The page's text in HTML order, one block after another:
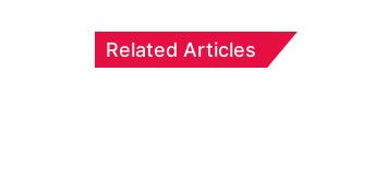
Related Articles